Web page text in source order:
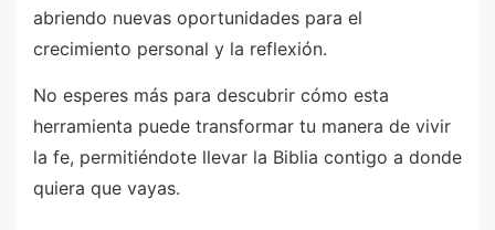
abriendo nuevas oportunidades para el
crecimiento personal y la reflexión.
No esperes más para descubrir cómo esta
herramienta puede transformar tu manera de vivir
la fe, permitiéndote llevar la Biblia contigo a donde
quiera que vayas.